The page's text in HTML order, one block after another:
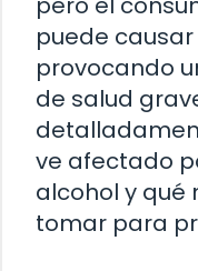
puede
provocando
de salud
ve afectado
alcohol y qué
tomar para